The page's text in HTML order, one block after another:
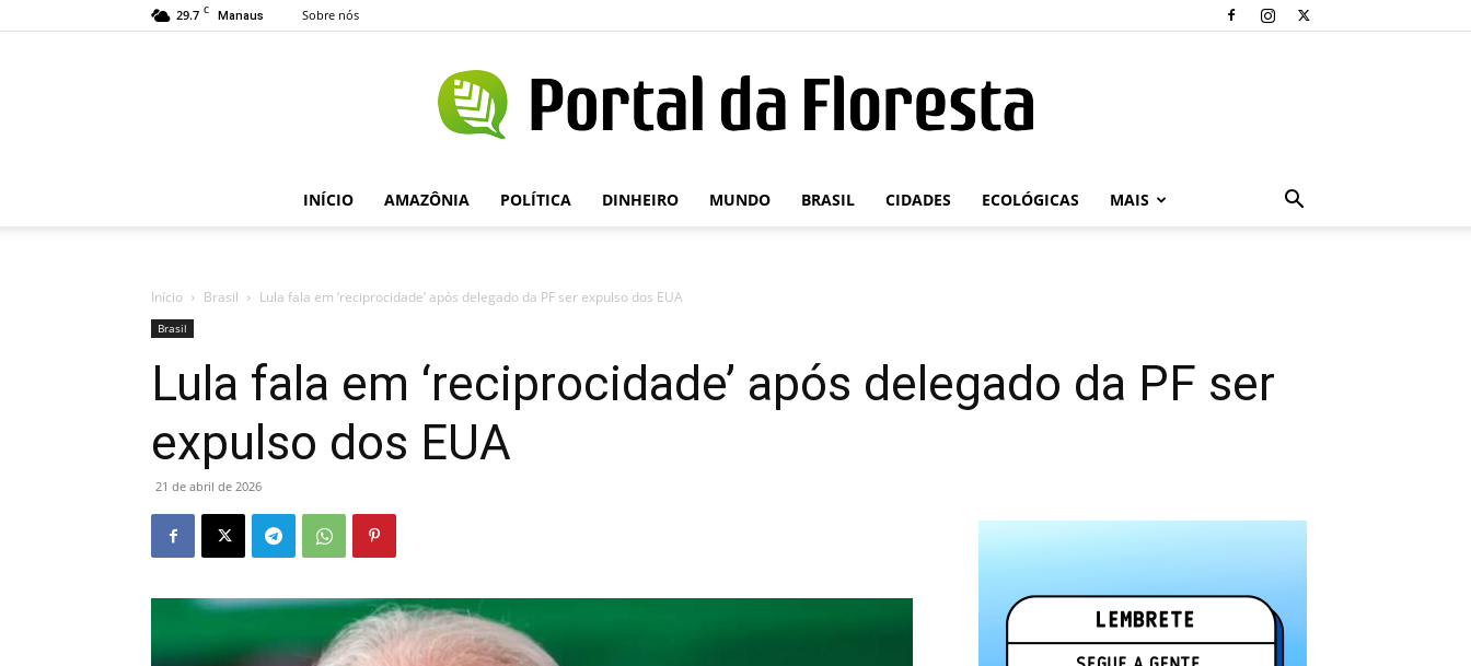
29.7 C Manaus Sobre nós
Portal
INÍCIO AMAZÔNIA POLÍTICA DINHEIRO MUNDO BRASIL CIDADES ECOLÓGICAS MAIS
Início Brasil Lula fala em ‘reciprocidade’ após delegado da PF ser expulso dos EUA
Brasil
Lula fala em ‘reciprocidade’ após delegado da PF ser
expulso dos EUA
21 de abril de 2026